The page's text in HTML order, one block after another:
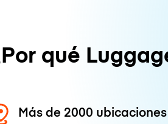
qué
Más de 2000